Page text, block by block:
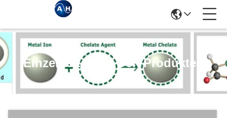
Einzelheiten Zu Den Produkten